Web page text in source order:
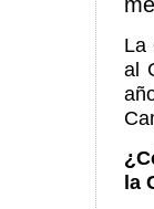
La
al
la